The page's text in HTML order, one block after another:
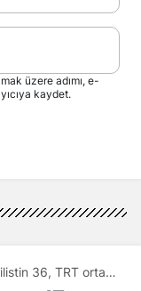
üzere adımı, e-
kaydet.
36, TRT ortak
yapımı 17 Temmuz’da